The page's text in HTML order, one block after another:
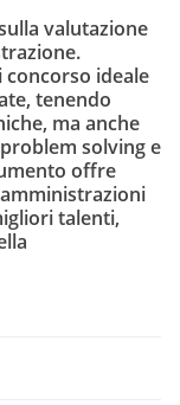
valutazione
ideale
tenendo
ma anche
solving e
offre
talenti,